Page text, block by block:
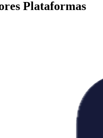
Plataformas